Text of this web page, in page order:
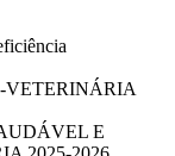
VETERINÁRIA
E